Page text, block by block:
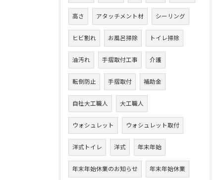
高さ アタッチメント材 シーリング
ヒビ割れ お風呂掃除 トイレ掃除
油汚れ 手摺取付工事 介護
転倒防止 手摺取付 補助金
自社大工職人 大工職人
ウォシュレット ウォシュレット取付
洋式トイレ 洋式 年末年始
年末年始休業のお知らせ 年末年始休業